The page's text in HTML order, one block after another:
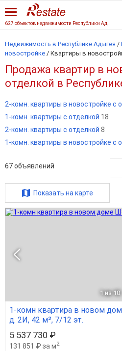
Недвижимость в Республике Адыгея /
новостройке / Квартиры в
Продажа квартир в
отделкой в
2-комн. квартиры в новостройке с
1-комн. квартиры с отделкой 18
2-комн. квартиры с отделкой 8
1-комн. квартиры в новостройке с
67объявлений
Показать на карте
1 из 10
1-комн квартира в новом
д. 2И, 42 м², 7/12 эт.
5 537 730 ₽
131 851 ₽ за м2